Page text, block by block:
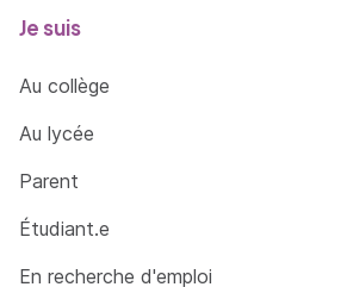
Je suis
Au collège
Au lycée
Parent
Étudiant.e
En recherche d'emploi